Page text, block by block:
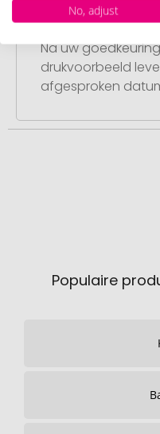
Stap 4:
Punctuele en
Na uw
drukvoorbeeld
afgesproken
Populaire
No, adjust